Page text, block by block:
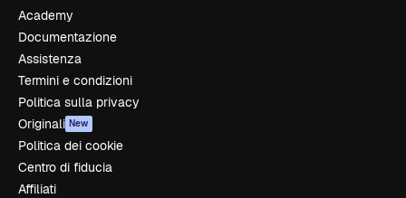
Academy
Documentazione
Assistenza
Termini e condizioni
Politica sulla privacy
Originali New
Politica dei cookie
Centro di fiducia
Affiliati